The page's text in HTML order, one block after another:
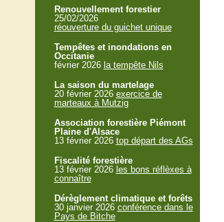
Renouvellement forestier
25/02/2026
réouverture du guichet unique
Tempêtes et inondations en
Occitanie
février 2026 la tempête Nils
La saison du martelage
20 février 2026 exercice de
marteaux à Mutzig
Association forestière Piémont
Plaine d'Alsace
13 février 2026 top départ des AGs
Fiscalité forestière
13 février 2026 les bons réflèxes à
connaître
Dérèglement climatique et forêts
30 janvier 2026 conférence dans le
Pays de Bitche